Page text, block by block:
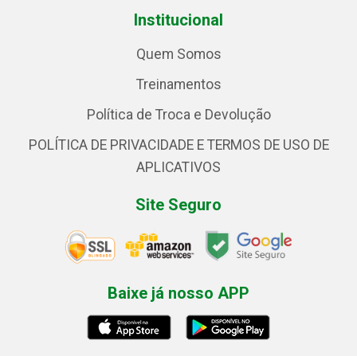
Institucional
Quem Somos
Treinamentos
Política de Troca e Devolução
POLÍTICA DE PRIVACIDADE E TERMOS DE USO DE
APLICATIVOS
Site Seguro
Baixe já nosso APP